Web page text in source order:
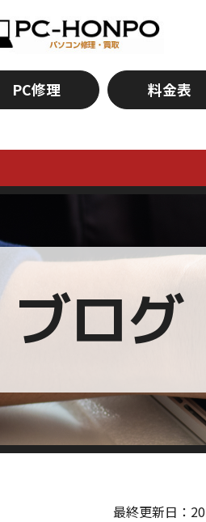
PC修理 料金表
ブログ
最終更新日：